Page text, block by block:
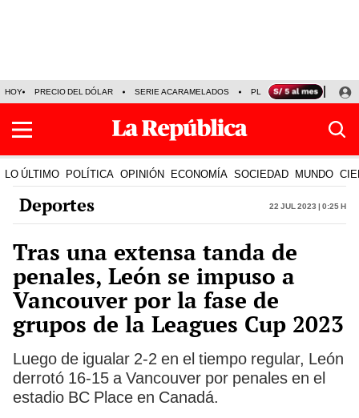
HOY PRECIO DEL DÓLAR SERIE ACARAMELADOS PLAZA VEA
LO ÚLTIMO POLÍTICA OPINIÓN ECONOMÍA SOCIEDAD MUNDO
Deportes 22 Jul 2023 | 0:25 h
Tras una extensa tanda de
penales, León se impuso a
Vancouver por la fase de
grupos de la Leagues Cup 2023
Luego de igualar 2-2 en el tiempo regular, León
derrotó 16-15 a Vancouver por penales en el
estadio BC Place en Canadá.